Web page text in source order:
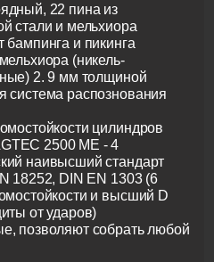
22 пина из
стали и мельхиора
бампинга и пикинга
(никель-
2. 9 мм толщиной
система распознования
цилиндров
2500 ME - 4
наивысший стандарт
18252, DIN EN 1303 (6
и высший D
от ударов)
позволяют собрать любой